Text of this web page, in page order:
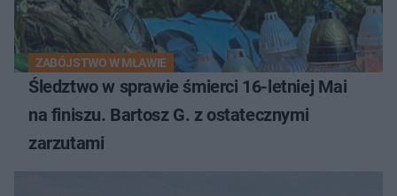
ZABÓJSTWO W MŁAWIE
Śledztwo w sprawie śmierci 16-letniej Mai
na finiszu. Bartosz G. z ostatecznymi
zarzutami